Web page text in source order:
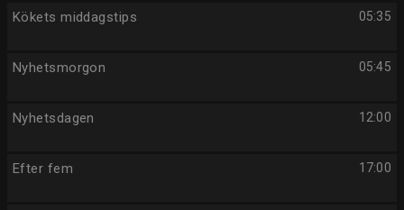
05:35
Kökets middagstips
05:45
Nyhetsmorgon
12:00
Nyhetsdagen
17:00
Efter fem